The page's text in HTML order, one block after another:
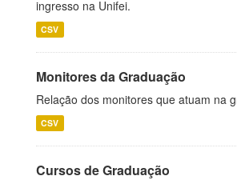
ingresso na Unifei.
CSV
Monitores da Graduação
Relação dos monitores que atuam na
CSV
Cursos de Graduação